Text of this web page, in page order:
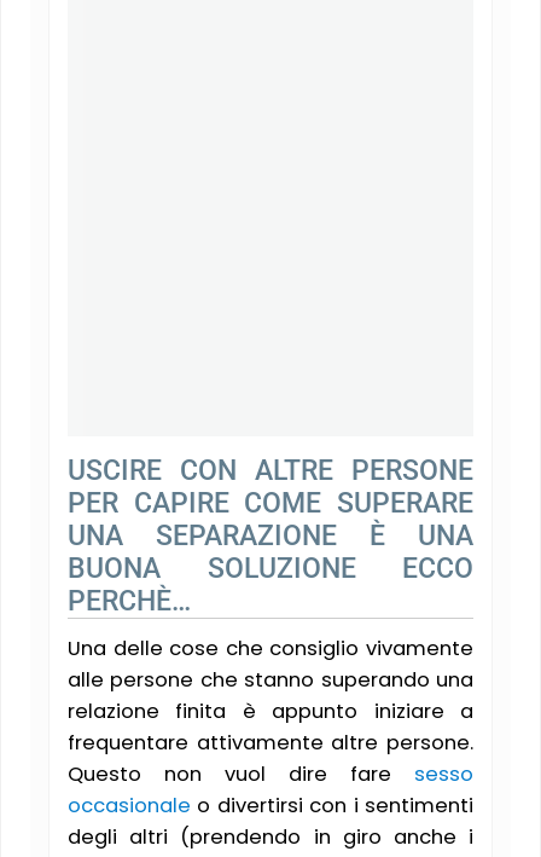
USCIRE CON ALTRE PERSONE
PER CAPIRE COME SUPERARE
UNA SEPARAZIONE È UNA
BUONA SOLUZIONE ECCO
PERCHÈ…
Una delle cose che consiglio vivamente
alle persone che stanno superando una
relazione finita è appunto iniziare a
frequentare attivamente altre persone.
Questo non vuol dire fare sesso
occasionale o divertirsi con i sentimenti
degli altri (prendendo in giro anche i